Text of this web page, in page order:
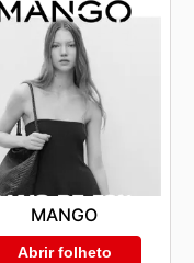
MANGO
Abrir folheto